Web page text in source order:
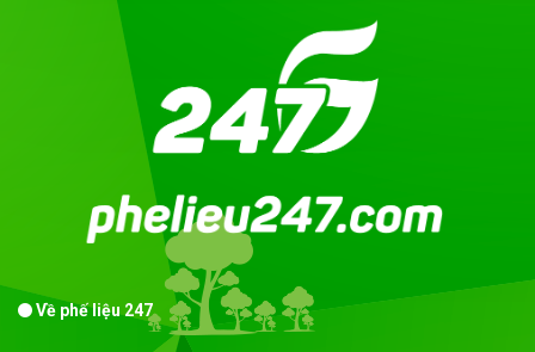
Về phế liệu 247